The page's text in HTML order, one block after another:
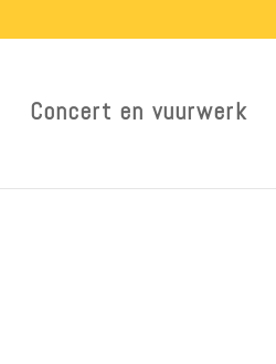
Concert en vuurwerk